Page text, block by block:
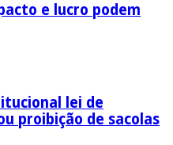
e lucro podem
lei de
proibição de sacolas